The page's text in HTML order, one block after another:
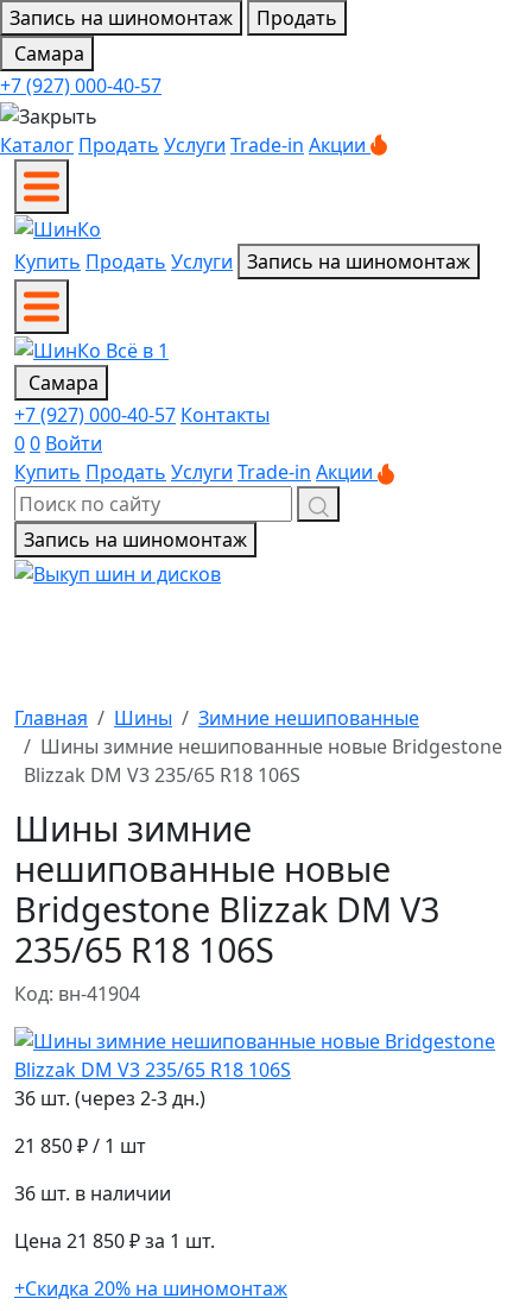
Запись на шиномонтаж
Продать
Самара
+7 (927) 000-40-57
Каталог Продать Услуги Trade-in Акции
Купить Продать Услуги Запись на шиномонтаж
Самара
+7 (927) 000-40-57 Контакты
00 Войти
Купить Продать Услуги Trade-in Акции
Запись на шиномонтаж
Главная Шины
Зимние нешипованные
Шины зимние нешипованные новые Bridgestone
Blizzak DM V3 235/65 R18 106S
Шины зимние
нешипованные новые
Bridgestone Blizzak DM V3
235/65 R18 106S
Код: вн-41904
36 шт. (через 2-3 дн.)
21 850 ₽/ 1 шт
36 шт. в наличии
Цена 21 850 ₽ за 1 шт.
+Скидка 20% на шиномонтаж